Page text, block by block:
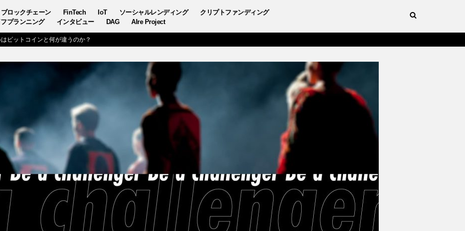
ブロックチェーン FinTech IoT ソーシャルレンディング
クリプトファンディング
プランニング インタビュー DAG AIre Project
ビットコインと何が違うのか？